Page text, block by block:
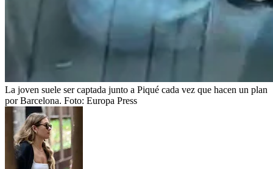
La joven suele ser captada junto a Piqué cada vez que hacen un plan
por Barcelona. Foto: Europa Press